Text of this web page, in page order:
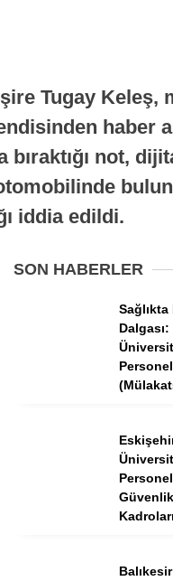
Tugay Keleş,
haber
not,
iddia edildi.
SON HABERLER